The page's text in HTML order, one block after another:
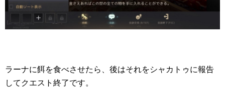
ラーナに餌を食べさせたら、後はそれをシャカトゥに報告
してクエスト終了です。